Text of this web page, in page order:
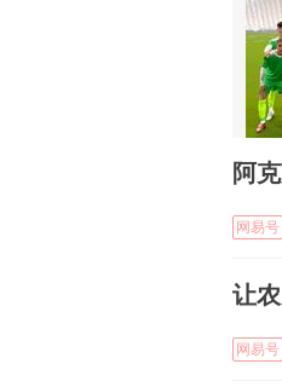
阿
网易号
让
网易号